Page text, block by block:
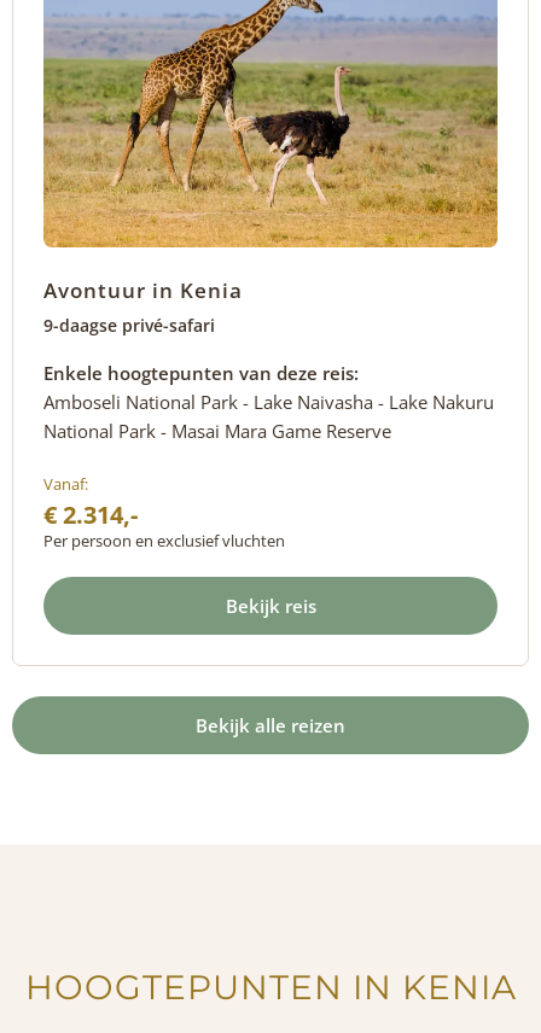
Avontuur in Kenia
9-daagse privé-safari
Enkele hoogtepunten van deze reis:
Amboseli National Park - Lake Naivasha - Lake Nakuru
National Park - Masai Mara Game Reserve
Vanaf:
€ 2.314,-
Per persoon en exclusief vluchten
Bekijk reis
Bekijk alle reizen
HOOGTEPUNTEN IN KENIA